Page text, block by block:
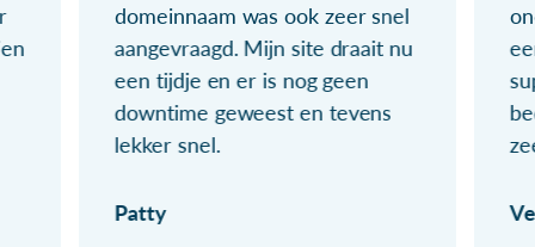
domeinnaam was ook zeer snel
aangevraagd. Mijn site draait nu
een tijdje en er is nog geen
downtime geweest en tevens
lekker snel.
Patty